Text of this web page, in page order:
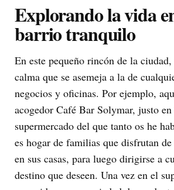
Explorando la vida
barrio tranquilo
En este pequeño rincón de la
calma que se asemeja a la de
negocios y oficinas. Por ejemplo,
acogedor Café Bar Solymar, justo
supermercado del que tanto os he
es hogar de familias que disfrutan
en sus casas, para luego dirigirse a
destino que deseen. Una vez en el